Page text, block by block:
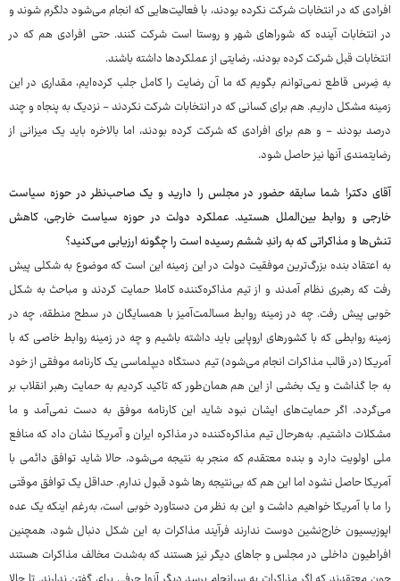
افرادی که در انتخابات شرکت نکرده بودند، با فعالیت‌هایی که انجام می‌شود دلگرم شوند و
در انتخابات آینده که شوراهای شهر و روستا است شرکت کنند. حتی افرادی هم که در
انتخابات قبل شرکت کرده بودند، رضایتی از عملکردها داشته باشند.
به ضِرس قاطع نمی‌توانم بگویم که ما آن رضایت را کامل جلب کرده‌ایم، مقداری در این
زمینه مشکل داریم. هم برای کسانی که در انتخابات شرکت نکردند - نزدیک به پنجاه و چند
درصد بودند - و هم برای افرادی که شرکت کرده بودند، اما بالاخره باید یک میزانی از
رضایتمندی آنها نیز حاصل شود.
آقای دکتر! شما سابقه حضور در مجلس را دارید و یک صاحب‌نظر در حوزه سیاست
خارجی و روابط بین‌الملل هستید. عملکرد دولت در حوزه سیاست خارجی، کاهش
تنش‌ها و مذاکراتی که به راندِ ششم رسیده است را چگونه ارزیابی می‌کنید؟
به اعتقاد بنده بزرگ‌ترین موفقیت دولت در این زمینه این است که موضوع به شکلی پیش
رفت که رهبری نظام آمدند و از تیم مذاکره‌کننده کاملا حمایت کردند و مباحث به شکل
خوبی پیش رفت. چه در زمینه روابط مسالمت‌آمیز با همسایگان در سطح منطقه، چه در
زمینه روابطی که با کشورهای اروپایی باید داشته باشیم و چه در زمینه روابط خاصی که با
آمریکا (در قالب مذاکرات انجام می‌شود) تیم دستگاه دیپلماسی یک کارنامه موفقی از خود
به جا گذاشت و یک بخشی از این هم همان‌طور که تاکید کردیم به حمایت رهبر انقلاب بر
می‌گردد. اگر حمایت‌های ایشان نبود شاید این کارنامه موفق به دست نمی‌آمد و ما
مشکلات داشتیم. به‌هرحال تیم مذاکره‌کننده در مذاکره ایران و آمریکا نشان داد که منافع
ملی اولویت دارد و بنده معتقدم که منجر به نتیجه می‌شود، حالا شاید توافق دائمی با
آمریکا حاصل نشود اما این هم که بی‌نتیجه رها شود قبول ندارم. حداقل یک توافق موقتی
را ما با آمریکا خواهیم داشت و این به نظر من دستاورد خوبی است، به‌رغم اینکه یک عده
اپوزیسیون خارج‌نشین دوست ندارند فرآیند مذاکرات به این شکل دنبال شود، همچنین
افراطیون داخلی در مجلس و جاهای دیگر نیز هستند که به‌شدت مخالف مذاکرات هستند